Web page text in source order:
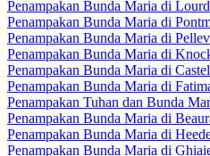
Penampakan Bunda Maria di
Penampakan Bunda Maria di
Penampakan Bunda Maria di
Penampakan Bunda Maria di
Penampakan Bunda Maria di
Penampakan Bunda Maria di
Penampakan Tuhan dan Bunda
Penampakan Bunda Maria di
Penampakan Bunda Maria di
Penampakan Bunda Maria di